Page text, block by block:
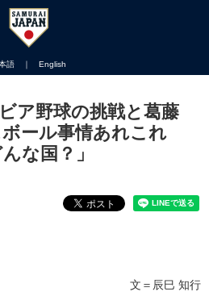
語 ｜ English
ア野球の挑戦と葛藤
ール事情あれこれ
な国？」
文＝辰巳 知行